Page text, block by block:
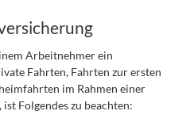
Arbeitnehmer ein
Fahrten, Fahrten zur ersten
im Rahmen einer
Folgendes zu beachten: